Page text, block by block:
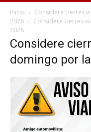
Inicio
Considere cierres
2026
Considere cierres
2026
Considere
domingo por